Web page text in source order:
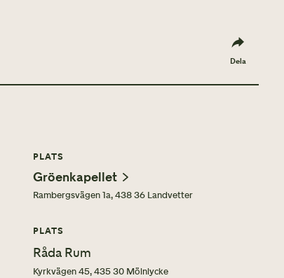
Dela
PLATS
Gröenkapellet
Rambergsvägen 1a, 438 36 Landvetter
PLATS
Råda Rum
Kyrkvägen 45, 435 30 Mölnlycke